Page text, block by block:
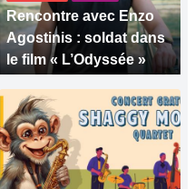
Rencontre avec Enzo
Agostinis : soldat dans
le film « L’Odyssée »